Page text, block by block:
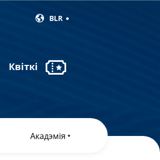
BLR
Квіткі
Акадэмія